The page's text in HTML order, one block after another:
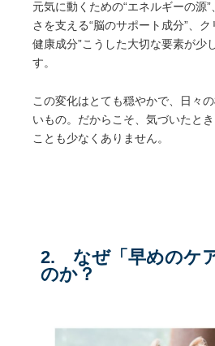
元気に動くための“エネルギーの源
さを支える“脳のサポート成分”、
健康成分”こうした大切な要素が少
す。
この変化はとても穏やかで、日々
いもの。だからこそ、気づいたと
ことも少なくありません。
2. なぜ「早めのケ
のか？